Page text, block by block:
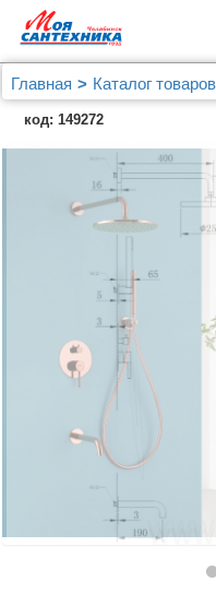
Главная Каталог товаров
Душевая система
скрытого монтажа с
код: 149272